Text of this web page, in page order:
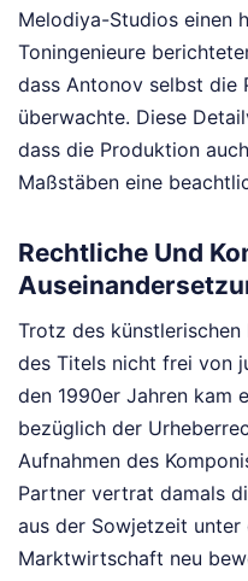
Melodiya-Studios einen
Toningenieure
dass Antonov selbst die
überwachte. Diese
dass die Produktion
Maßstäben eine
Rechtliche Und
Trotz des
des Titels nicht frei von
den 1990er Jahren kam
bezüglich der
Aufnahmen des
Partner vertrat damals
aus der Sowjetzeit unter
Marktwirtschaft neu